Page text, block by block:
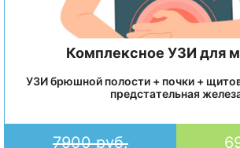
Комплексное УЗИ для
УЗИ брюшной полости + почки +
предстательная
7900 руб.